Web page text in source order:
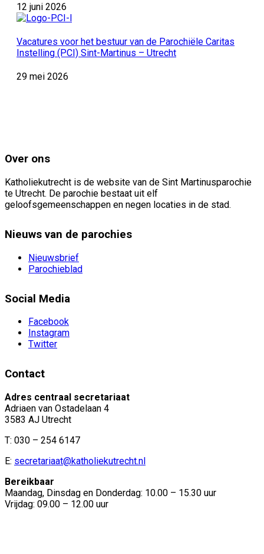
12 juni 2026
Vacatures voor het bestuur van de Parochiële Caritas
Instelling (PCI) Sint-Martinus – Utrecht
29 mei 2026
Over ons
Katholiekutrecht is de website van de Sint Martinusparochie
te Utrecht. De parochie bestaat uit elf
geloofsgemeenschappen en negen locaties in de stad.
Nieuws van de parochies
Nieuwsbrief
Parochieblad
Social Media
Facebook
Instagram
Twitter
Contact
Adres centraal secretariaat
Adriaen van Ostadelaan 4
3583 AJ Utrecht
T: 030 – 254 6147
E: secretariaat@katholiekutrecht.nl
Bereikbaar
Maandag, Dinsdag en Donderdag: 10.00 – 15.30 uur
Vrijdag: 09.00 – 12.00 uur